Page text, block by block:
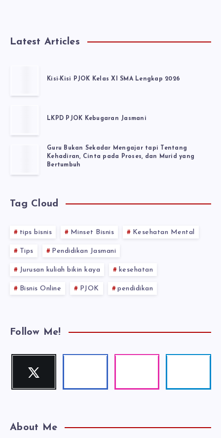
Latest Articles
Kisi-Kisi PJOK Kelas XI SMA Lengkap 2026
LKPD PJOK Kebugaran Jasmani
Guru Bukan Sekadar Mengajar tapi Tentang
Kehadiran, Cinta pada Proses, dan Murid yang
Bertumbuh
Tag Cloud
tips bisnis Minset Bisnis Kesehatan Mental
Tips Pendidikan Jasmani
Jurusan kuliah bikin kaya kesehatan
Bisnis Online PJOK pendidikan
Follow Me!
Twitter
Follow
About Me